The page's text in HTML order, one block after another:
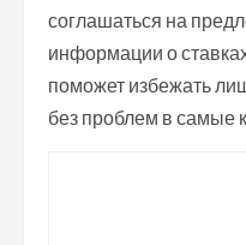
соглашаться на
информации о
поможет избежать
без проблем в самые